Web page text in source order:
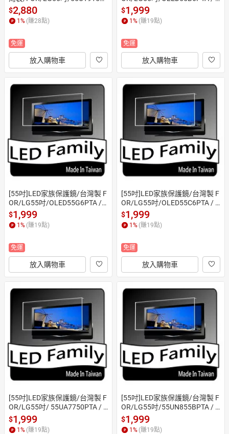
PTA / 55UT911COTA/55吋抗藍
光護目鏡/55吋保護鏡( 合身尺
寸)
$2,880
1 % (賺28點)
免運
放入購物車
LED55B5PTA/55吋保護鏡(合身
尺寸)
$1,999
1 % (賺19點)
免運
放入購物車
[55吋]LED家族保護鏡/台灣製 F
OR/LG55吋/OLED55G6PTA /
OLED55G5PTA/55吋保護鏡(合
身尺寸)
$1,999
1 % (賺19點)
免運
放入購物車
[55吋]LED家族保護鏡/台灣製 F
OR/LG55吋/OLED55C6PTA / O
LED55C5PTA/55吋保護鏡(合身
尺寸)
$1,999
1 % (賺19點)
免運
放入購物車
[55吋]LED家族保護鏡/台灣製 F
OR/LG55吋/ 55UA7750PTA / 5
5UP7750PSB/55吋保護鏡(合
身尺寸)
$1,999
1% (賺19點)
[55吋]LED家族保護鏡/台灣製 F
OR/LG55吋/55UN855BPTA / 5
5QNED70BTA/55吋保護鏡(合
身尺寸)
$1,999
1% (賺19點)